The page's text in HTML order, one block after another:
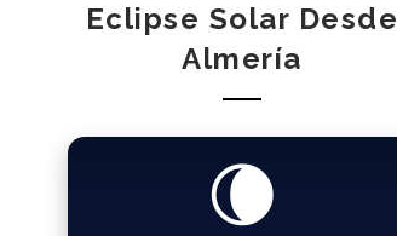
Eclipse Solar Desde
Almería
🌘